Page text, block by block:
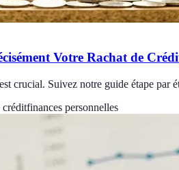
Votre Rachat de
crucial. Suivez notre guide étape par
créditfinances personnelles